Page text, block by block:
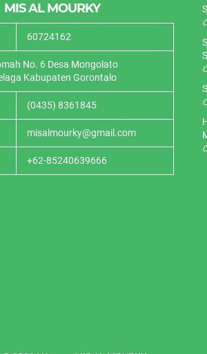
MIS AL MOURKY
60724162
No. 6 Desa Mongolato
Kabupaten Gorontalo
(0435) 8361845
misalmourky@gmail.com
+62-85240639666